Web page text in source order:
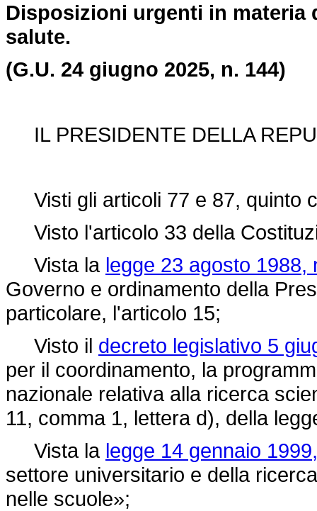
Disposizioni urgenti in materia
salute.
(G.U. 24 giugno 2025, n. 144)
IL PRESIDENTE DELLA
Visti gli articoli 77 e 87, quinto
Visto l'articolo 33 della
Vista la legge 23 agosto 1988,
Governo e ordinamento della
particolare, l'articolo 15;
Visto il decreto legislativo 5
per il coordinamento, la
nazionale relativa alla ricerca
11, comma 1, lettera d), della
Vista la legge 14 gennaio
settore universitario e della
nelle scuole»;